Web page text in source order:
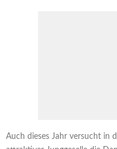
Auch dieses Jahr versucht in